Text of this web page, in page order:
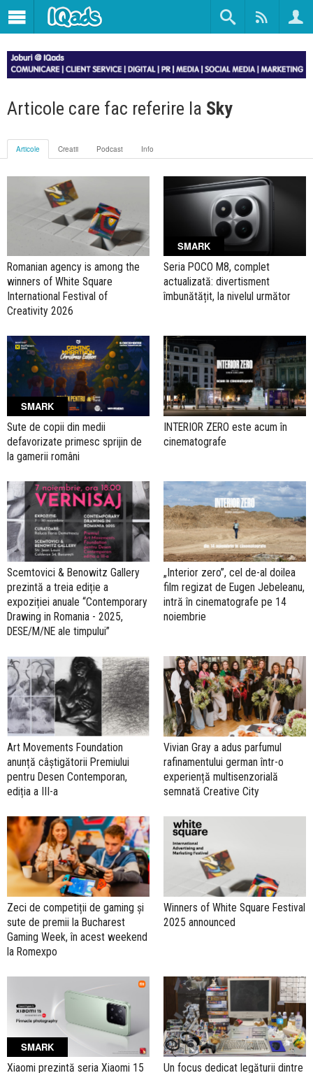
Articole care fac referire la Sky
Articole Creatii Podcast Info
Romanian agency is among the
winners of White Square
International Festival of
Creativity 2026
SMARK
Seria POCO M8, complet
actualizată: divertisment
îmbunătățit, la nivelul următor
SMARK
Sute de copii din medii
defavorizate primesc sprijin de
la gamerii români
INTERIOR ZERO este acum în
cinematografe
Scemtovici & Benowitz Gallery
prezintă a treia ediție a
expoziției anuale “Contemporary
Drawing in Romania - 2025,
DESE/M/NE ale timpului”
„Interior zero”, cel de-al doilea
film regizat de Eugen Jebeleanu,
intră în cinematografe pe 14
noiembrie
Art Movements Foundation
anunță câștigătorii Premiului
pentru Desen Contemporan,
ediția a III-a
Vivian Gray a adus parfumul
rafinamentului german într-o
experiență multisenzorială
semnată Creative City
Zeci de competiții de gaming și
sute de premii la Bucharest
Gaming Week, în acest weekend
la Romexpo
Winners of White Square Festival
2025 announced
SMARK
Xiaomi prezintă seria Xiaomi 15
Un focus dedicat legăturii dintre